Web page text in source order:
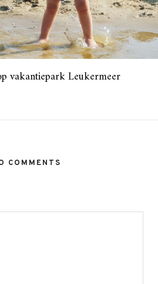
vakantiepark Leukermeer
COMMENTS